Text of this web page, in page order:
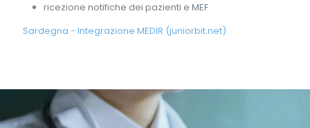
ricezione notifiche dei pazienti e MEF
Sardegna - Integrazione MEDIR (juniorbit.net)